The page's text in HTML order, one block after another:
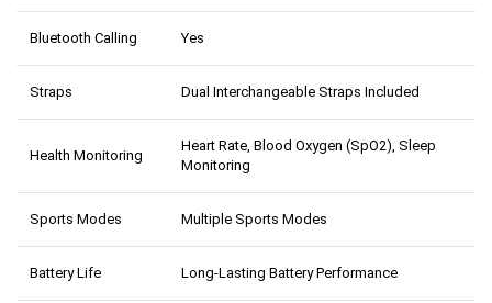
Bluetooth Calling Yes
Straps Dual Interchangeable Straps Included
Health Monitoring
Heart Rate, Blood Oxygen (SpO2), Sleep
Monitoring
Sports Modes Multiple Sports Modes
Battery Life Long-Lasting Battery Performance